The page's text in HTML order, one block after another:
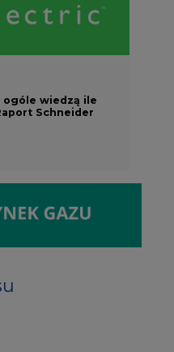
wiedzą ile
Schneider